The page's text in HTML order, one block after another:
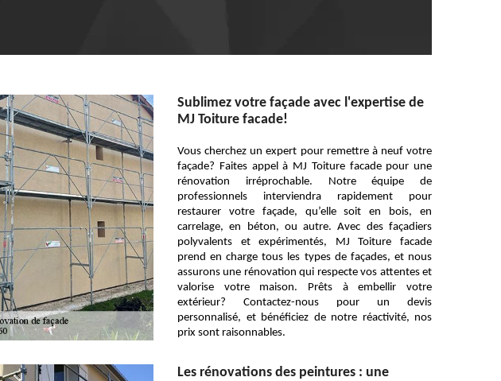
Sublimez votre façade avec l'expertise de
MJ Toiture facade!
Vous cherchez un expert pour remettre à neuf votre
façade? Faites appel à MJ Toiture facade pour une
rénovation irréprochable. Notre équipe de
professionnels interviendra rapidement pour
restaurer votre façade, qu’elle soit en bois, en
carrelage, en béton, ou autre. Avec des façadiers
polyvalents et expérimentés, MJ Toiture facade
prend en charge tous les types de façades, et nous
assurons une rénovation qui respecte vos attentes et
valorise votre maison. Prêts à embellir votre
extérieur? Contactez-nous pour un devis
personnalisé, et bénéficiez de notre réactivité, nos
prix sont raisonnables.
Les rénovations des peintures : une